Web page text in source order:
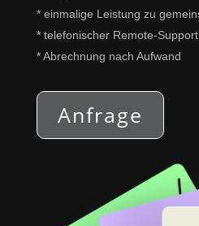
* einmalige Leistung zu
* telefonischer Remote-
* Abrechnung nach Aufwand
Anfrage